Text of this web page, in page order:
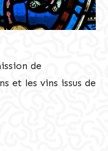
de
et les vins issus de